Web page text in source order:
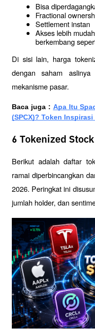
Bisa
Fractional
Settlement instan
Akses lebih
berkembang
Di sisi lain, harga
dengan saham
mekanisme pasar.
Baca juga : Apa Itu
(SPCX)? Token Inspirasi
6 Tokenized
Berikut adalah daftar
ramai diperbincangkan
2026. Peringkat ini
jumlah holder, dan